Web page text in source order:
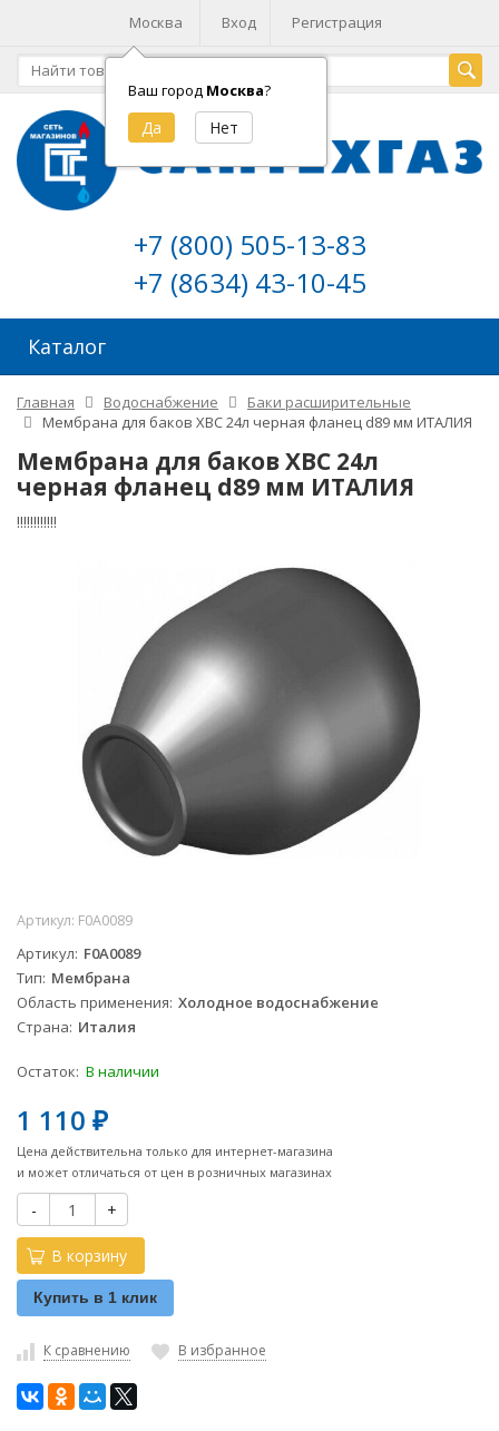
Москва
Ваш город Москва?
Вход Регистрация
+7 (800) 505-13-83
+7 (8634) 43-10-45
Каталог
Главная Водоснабжение
Баки расширительные
Мембрана для баков ХВС 24л черная фланец d89 мм ИТАЛИЯ
Мембрана для баков ХВС 24л
черная фланец d89 мм ИТАЛИЯ
!!!!!!!!!!!!
Артикул: F0A0089
Артикул F0A0089
Тип Мембрана
Область применения Холодное водоснабжение
Страна Италия
Остаток: В наличии
1 110 ₽
Цена действительна только для интернет-магазина
и может отличаться от цен в розничных магазинах
- +
В корзину
Купить в 1 клик
К сравнению В избранное